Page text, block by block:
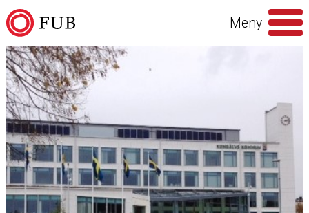
Hoppa till innehåll
Meny
Sök
efter